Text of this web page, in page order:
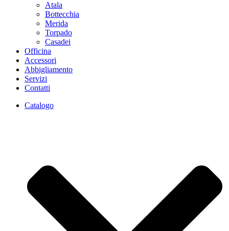
Atala
Bottecchia
Merida
Torpado
Casadei
Officina
Accessori
Abbigliamento
Servizi
Contatti
Catalogo